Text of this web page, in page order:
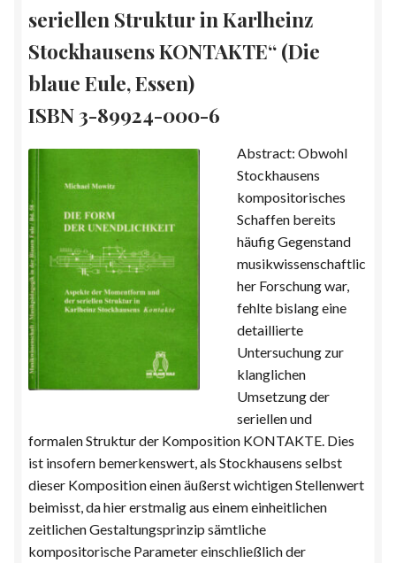
seriellen Struktur in Karlheinz
Stockhausens KONTAKTE“ (Die
blaue Eule, Essen)
ISBN 3-89924-000-6
Abstract: Obwohl
Stockhausens
kompositorisches
Schaffen bereits
häufig Gegenstand
musikwissenschaftlic
her Forschung war,
fehlte bislang eine
detaillierte
Untersuchung zur
klanglichen
Umsetzung der
seriellen und
formalen Struktur der Komposition KONTAKTE. Dies
ist insofern bemerkenswert, als Stockhausens selbst
dieser Komposition einen äußerst wichtigen Stellenwert
beimisst, da hier erstmalig aus einem einheitlichen
zeitlichen Gestaltungsprinzip sämtliche
kompositorische Parameter einschließlich der